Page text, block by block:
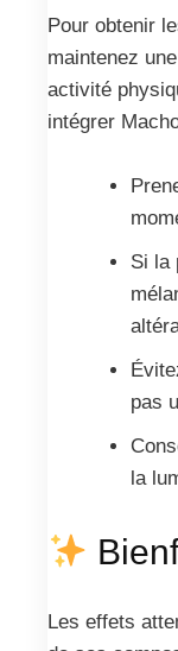
Pour obtenir
maintenez
activité
intégrer
Si la
pas
la
Les effets